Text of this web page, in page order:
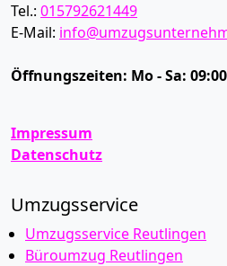
Tel.: 015792621449
E-Mail:
Öffnungszeiten: Mo - Sa:
Impressum
Datenschutz
Umzugsservice
Umzugsservice Reutlingen
Büroumzug Reutlingen